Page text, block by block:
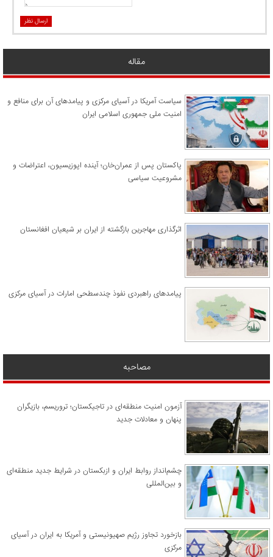
ارسال نظر
مقاله
سیاست آمریکا در آسیای مرکزی و پیامدهای آن برای منافع و
امنیت ملی جمهوری اسلامی ایران
پاکستان پس از عمران‌خان؛ آینده اپوزیسیون، اعتراضات و
مشروعیت سیاسی
اثرگذاری مهاجرین بازگشته از ایران بر شیعیان افغانستان
پیامدهای راهبردی نفوذ چندسطحی امارات در آسیای مرکزی
مصاحبه
آزمون امنیت منطقه‌ای در تاجیکستان؛ تروریسم، بازیگران
پنهان و معادلات جدید
چشم‌انداز روابط ایران و ازبکستان در شرایط جدید منطقه‌ای
و بین‌المللی
​بازخورد تجاوز رژیم صهیونیستی و آمریکا به ایران در آسیای
مرکزی